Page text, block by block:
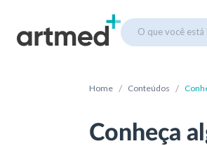
O que você está
Home / Conteúdos /
Conheça